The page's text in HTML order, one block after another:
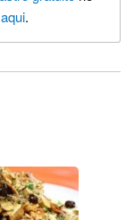
aqui.